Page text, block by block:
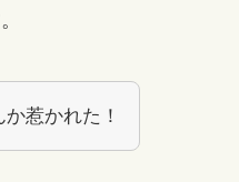
惹かれた！